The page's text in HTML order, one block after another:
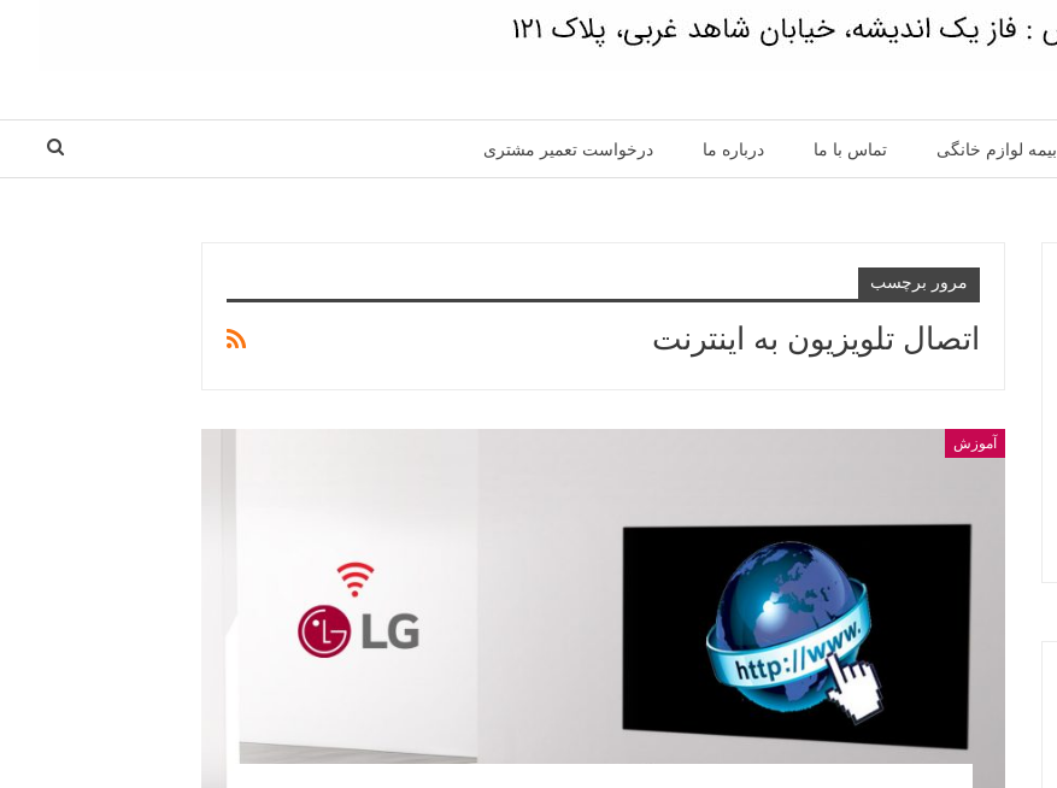
بیمه لوازم خانگی تماس با ما درباره ما درخواست تعمیر مشتری
مرور برچسب
اتصال تلویزیون به اینترنت
آموزش